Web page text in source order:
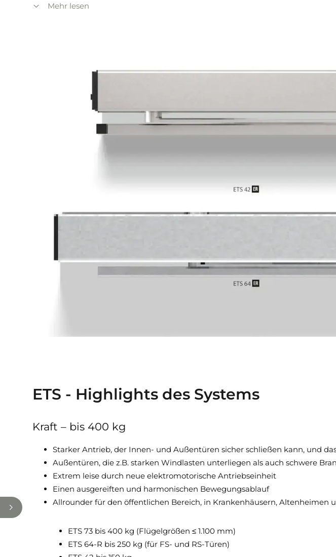
Ihre Vorteile mit dem ETS Türantrieb:
Ob in öffentlichen Gebäuden, Gewerbeimmobilien oder im privaten
Mehr lesen
ETS - Highlights des Systems
Kraft – bis 400 kg
Starker Antrieb, der Innen- und Außentüren sicher schließen kann, und
Außentüren, die z.B. starken Windlasten unterliegen als auch schwere
Extrem leise durch neue elektromotorische Antriebseinheit
Einen ausgereiften und harmonischen Bewegungsablauf
Allrounder für den öffentlichen Bereich, in Krankenhäusern, Altenheimen
ETS 73 bis 400 kg (Flügelgrößen ≤ 1.100 mm)
ETS 64-R bis 250 kg (für FS- und RS-Türen)